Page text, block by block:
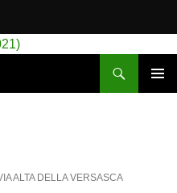
ALTA DELLA VERSASCA